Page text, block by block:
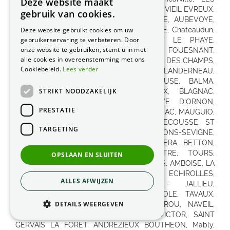
gebruik van cookies.
Deze website gebruikt cookies om uw
gebruikerservaring te verbeteren. Door
onze website te gebruiken, stemt u in met
alle cookies in overeenstemming met ons
Cookiebeleid. Lees verder
STRIKT NOODZAKELIJK
PRESTATIE
TARGETING
OPSLAAN EN SLUITEN
ALLES AFWIJZEN
DETAILS WEERGEVEN